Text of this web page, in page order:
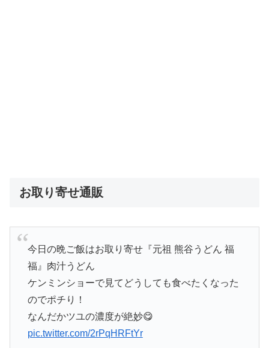
お取り寄せ通販
今日の晩ご飯はお取り寄せ『元祖 熊谷うどん 福
福』肉汁うどん
ケンミンショーで見てどうしても食べたくなった
のでポチり！
なんだかツユの濃度が絶妙😋
pic.twitter.com/2rPqHRFtYr